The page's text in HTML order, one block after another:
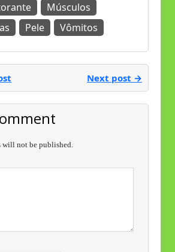
Músculos
Pele Vômitos
Next post →
will not be published.